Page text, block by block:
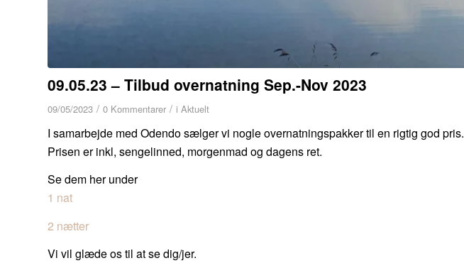
09.05.23 – Tilbud overnatning Sep.-Nov 2023
09/05/2023 / 0 Kommentarer / i Aktuelt
I samarbejde med Odendo sælger vi nogle overnatningspakker til en rigtig god pris.
Prisen er inkl, sengelinned, morgenmad og dagens ret.
Se dem her under
1 nat
2 nætter
Vi vil glæde os til at se dig/jer.